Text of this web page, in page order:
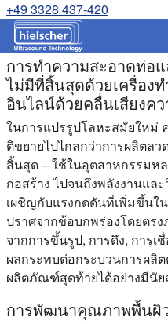
+49 3328 437-420
การทำความสะอาดท่อ
ไม่มีที่สิ้นสุดด้วยเครื่อง
อินไลน์ด้วยคลื่นเสียงค
ในการแปรรูปโลหะสมัยใหม่
ติขยายไปไกลกว่าการผลิตล
สิ้นสุด – ใช้ในอุตสาหกรรมห
ก่อสร้าง ไปจนถึงพลังงานแล
เผชิญกับแรงกดดันที่เพิ่มขึ้นใ
ปราศจากข้อบกพร่องโดยตร
จากการขึ้นรูป, การดึง, การเ
ผลกระทบต่อกระบวนการผลิ
ผลิตภัณฑ์สุดท้ายได้อย่างมีนั
การพัฒนาคุณภาพพื้นผิว